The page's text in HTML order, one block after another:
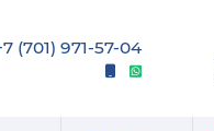
(701) 971-57-04